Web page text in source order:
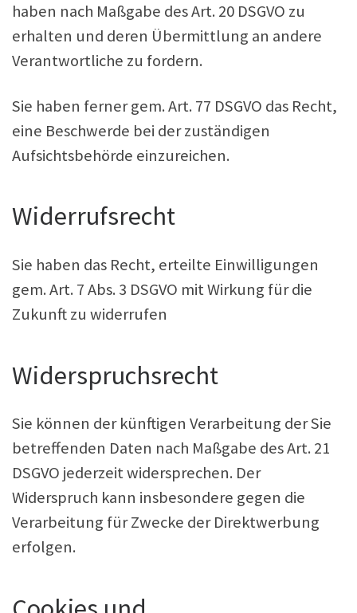
haben nach Maßgabe des Art. 20 DSGVO zu
erhalten und deren Übermittlung an andere
Verantwortliche zu fordern.
Sie haben ferner gem. Art. 77 DSGVO das Recht,
eine Beschwerde bei der zuständigen
Aufsichtsbehörde einzureichen.
Widerrufsrecht
Sie haben das Recht, erteilte Einwilligungen
gem. Art. 7 Abs. 3 DSGVO mit Wirkung für die
Zukunft zu widerrufen
Widerspruchsrecht
Sie können der künftigen Verarbeitung der Sie
betreffenden Daten nach Maßgabe des Art. 21
DSGVO jederzeit widersprechen. Der
Widerspruch kann insbesondere gegen die
Verarbeitung für Zwecke der Direktwerbung
erfolgen.